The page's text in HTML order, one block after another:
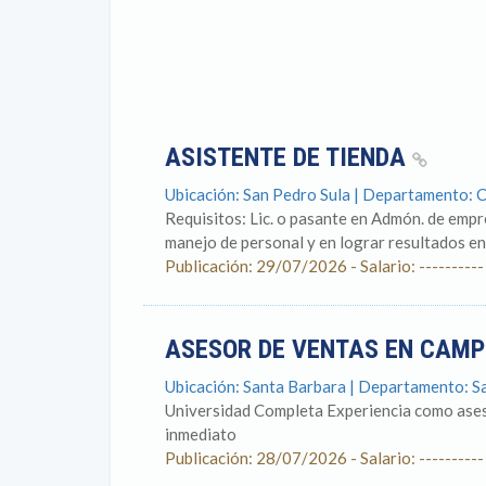
ASISTENTE DE TIENDA
Ubicación: San Pedro Sula | Departamento:
Requisitos: Lic. o pasante en Admón. de
manejo de personal y en lograr resultados
Publicación: 29/07/2026 - Salario: ----------
ASESOR DE VENTAS EN
Ubicación: Santa Barbara | Departamento:
Universidad Completa Experiencia como
inmediato
Publicación: 28/07/2026 - Salario: ----------